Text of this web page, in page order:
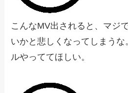
こんなMV出されると、マジ
いかと悲しくなってしまう
ルやっててほしい。